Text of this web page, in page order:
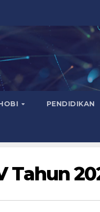
PENDIDIKAN
Tahun